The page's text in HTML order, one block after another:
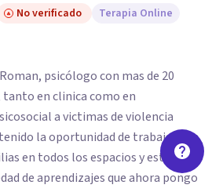
No verificado Terapia Online
psicólogo con mas de 20
tanto en clinica como en
a victimas de violencia
la oportunidad de trabajar con
en todos los espacios y esto me
de aprendizajes que ahora pongo